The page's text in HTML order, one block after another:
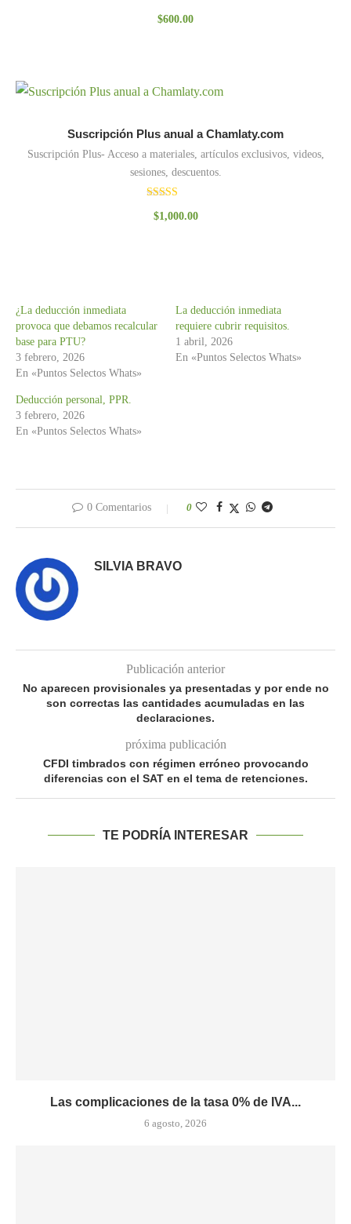
$600.00
Suscripción Plus anual a Chamlaty.com
Suscripción Plus- Acceso a materiales, artículos exclusivos, videos,
sesiones, descuentos.
con
$1,000.00
¿La deducción inmediata
provoca que debamos recalcular
base para PTU?
3 febrero, 2026
En «Puntos Selectos Whats»
La deducción inmediata
requiere cubrir requisitos.
1 abril, 2026
En «Puntos Selectos Whats»
Deducción personal, PPR.
3 febrero, 2026
En «Puntos Selectos Whats»
0 Comentarios 0
SILVIA BRAVO
Publicación anterior
No aparecen provisionales ya presentadas y por ende no
son correctas las cantidades acumuladas en las
declaraciones.
próxima publicación
CFDI timbrados con régimen erróneo provocando
diferencias con el SAT en el tema de retenciones.
TE PODRÍA INTERESAR
Las complicaciones de la tasa 0% de IVA...
6 agosto, 2026